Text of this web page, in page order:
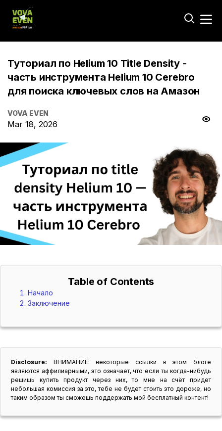
Туториал по Helium 10 Title Density -
часть инструмента Helium 10 Cerebro
для поиска ключевых слов на Амазон
VOVA EVEN
Mar 18, 2026
Table of Contents
Начало
Заключение
Disclosure: ВНИМАНИЕ: некоторые ссылки в этом блоге
являются аффилиарными, это означает, что если ты когда-нибудь
решишь купить продукт через них, то мне на счёт придет
небольшая комиссия за это, тебе не будет стоить это дороже, но
таким образом ты сможешь поддержать мой бесплатный контент!